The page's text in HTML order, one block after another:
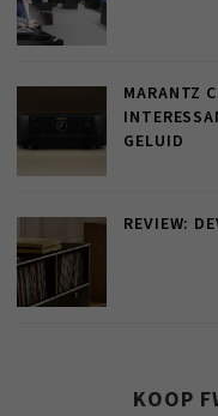
MARANTZ
GELUID
REVIEW:
KOOP